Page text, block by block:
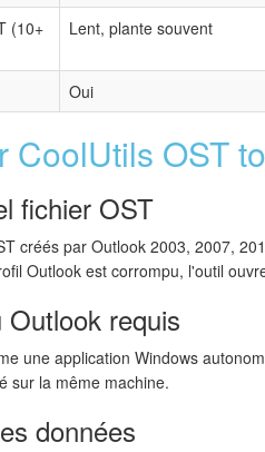
(10+
Lent, plante souvent
Oui
CoolUtils OST
fichier OST
créés par Outlook 2003, 2007,
Outlook est corrompu, l'outil
requis
une application Windows
sur la même machine.
données